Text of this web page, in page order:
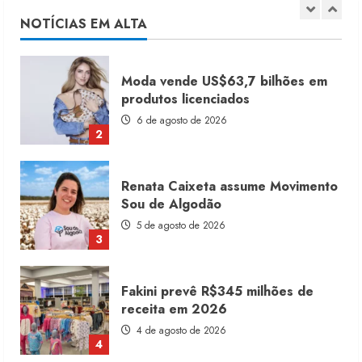
NOTÍCIAS EM ALTA
2
6 de agosto de 2026
3
Renata Caixeta assume Movimento
Sou de Algodão
5 de agosto de 2026
4
Fakini prevê R$345 milhões de
receita em 2026
4 de agosto de 2026
5
Projeto testa passaporte digital na
moda nacional
4 de agosto de 2026